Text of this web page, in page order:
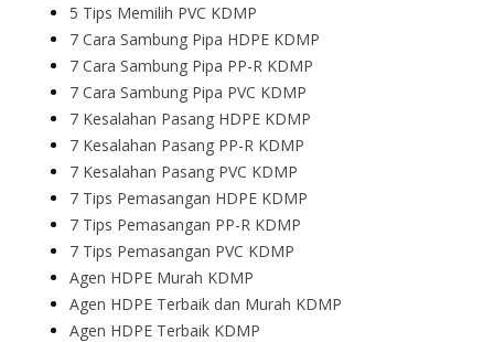
5 Tips Memilih PVC KDMP
7 Cara Sambung Pipa HDPE KDMP
7 Cara Sambung Pipa PP-R KDMP
7 Cara Sambung Pipa PVC KDMP
7 Kesalahan Pasang HDPE KDMP
7 Kesalahan Pasang PP-R KDMP
7 Kesalahan Pasang PVC KDMP
7 Tips Pemasangan HDPE KDMP
7 Tips Pemasangan PP-R KDMP
7 Tips Pemasangan PVC KDMP
Agen HDPE Murah KDMP
Agen HDPE Terbaik dan Murah KDMP
Agen HDPE Terbaik KDMP